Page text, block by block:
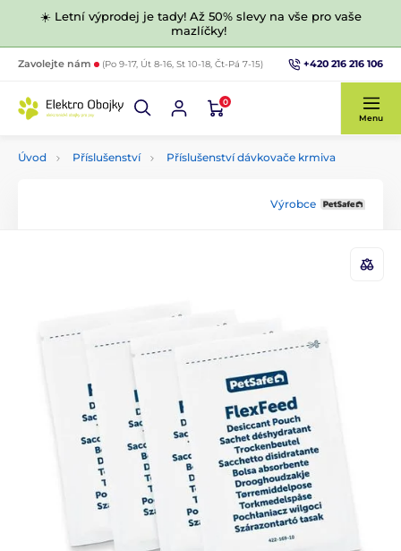
☀️ Letní výprodej je tady! Až 50% slevy na vše pro vaše
mazlíčky!
Zavolejte nám (Po 9-17, Út 8-16, St 10-18, Čt-Pá 7-15) +420 216 216 106
0
Menu
Úvod Příslušenství Příslušenství dávkovače krmiva
Výrobce